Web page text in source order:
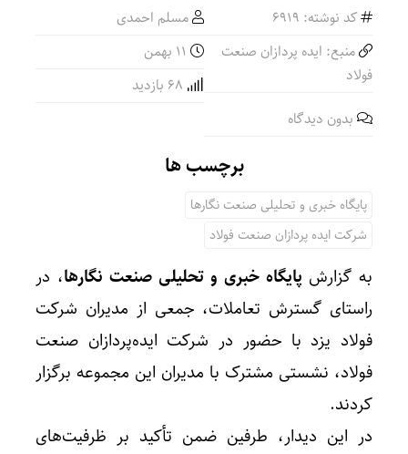
کد نوشته: 6919
مسلم احمدی
منبع: ایده پردازان صنعت
فولاد
بدون دیدگاه
برچسب ها
پایگاه خبری و تحلیلی صنعت نگارها
شرکت ایده پردازان صنعت فولاد
به گزارش پایگاه خبری و تحلیلی صنعت نگارها، در
راستای گسترش تعاملات، جمعی از مدیران شرکت
فولاد یزد با حضور در شرکت ایده‌پردازان صنعت
فولاد، نشستی مشترک با مدیران این مجموعه برگزار
کردند.
در این دیدار، طرفین ضمن تأکید بر ظرفیت‌های